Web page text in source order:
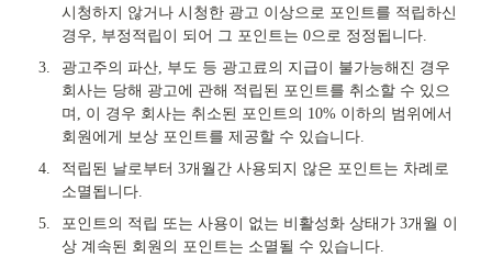
시청하지 않거나 시청한 광고 이상으로 포인트를 적립하신
경우, 부정적립이 되어 그 포인트는 0으로 정정됩니다.
3.
광고주의 파산, 부도 등 광고료의 지급이 불가능해진 경우
회사는 당해 광고에 관해 적립된 포인트를 취소할 수 있으
며, 이 경우 회사는 취소된 포인트의 10% 이하의 범위에서
회원에게 보상 포인트를 제공할 수 있습니다.
4.
적립된 날로부터 3개월간 사용되지 않은 포인트는 차례로
소멸됩니다.
5.
포인트의 적립 또는 사용이 없는 비활성화 상태가 3개월 이
상 계속된 회원의 포인트는 소멸될 수 있습니다.